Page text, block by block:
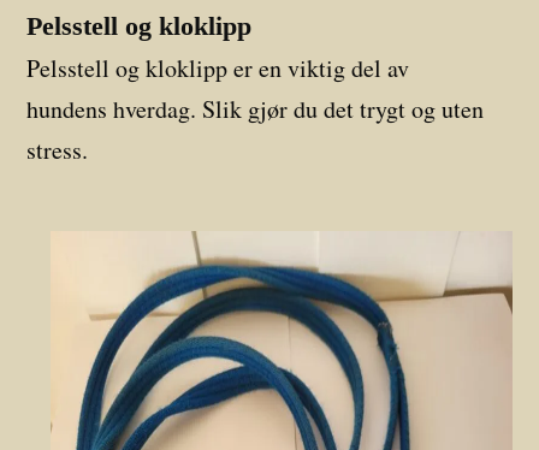
Pelsstell og kloklipp
Pelsstell og kloklipp er en viktig del av
hundens hverdag. Slik gjør du det trygt og uten
stress.